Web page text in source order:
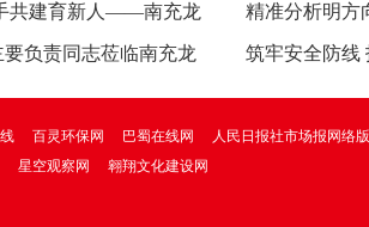
届球类运动会
共建育新人——南充龙 精准分析明
门中学召开初
负责同志莅临南充龙 筑牢安全防
学举办反诈、
百灵环保网 巴蜀在线网
人民日报社市场报网络版
星空观察网 翱翔文化建设网